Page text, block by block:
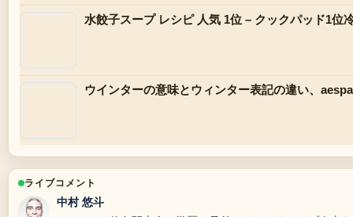
水餃子スープ レシピ 人気 1位 – クックパッド1位
ウインターの意味とウィンター表記の違い、
ライブコメント
中村 悠斗